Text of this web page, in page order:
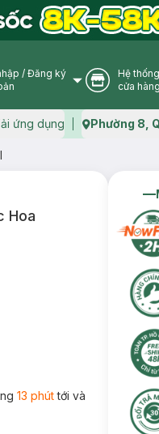
User Icon
/ Đăng ký
Store
Hệ thống
cửa hàng
ứng dụng Phường 8,
Hoa
13 phúttới và